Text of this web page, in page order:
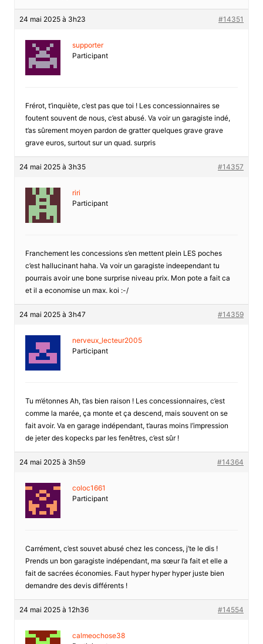
24 mai 2025 à 3h23 #14351
supporter
Participant
Frérot, t’inquiète, c’est pas que toi ! Les concessionnaires se
foutent souvent de nous, c’est abusé. Va voir un garagiste indé,
t’as sûrement moyen pardon de gratter quelques grave grave
grave euros, surtout sur un quad. surpris
24 mai 2025 à 3h35 #14357
riri
Participant
Franchement les concessions s’en mettent plein LES poches
c’est hallucinant haha. Va voir un garagiste indeependant tu
pourrais avoir une bone surprise niveau prix. Mon pote a fait ca
et il a economise un max. koi :-/
24 mai 2025 à 3h47 #14359
nerveux_lecteur2005
Participant
Tu m’étonnes Ah, t’as bien raison ! Les concessionnaires, c’est
comme la marée, ça monte et ça descend, mais souvent on se
fait avoir. Va en garage indépendant, t’auras moins l’impression
de jeter des kopecks par les fenêtres, c’est sûr !
24 mai 2025 à 3h59 #14364
coloc1661
Participant
Carrément, c’est souvet abusé chez les concess, j’te le dis !
Prends un bon garagiste indépendant, ma sœur l’a fait et elle a
fait de sacrées économies. Faut hyper hyper hyper juste bien
demandre des devis différents !
24 mai 2025 à 12h36 #14554
calmeochose38